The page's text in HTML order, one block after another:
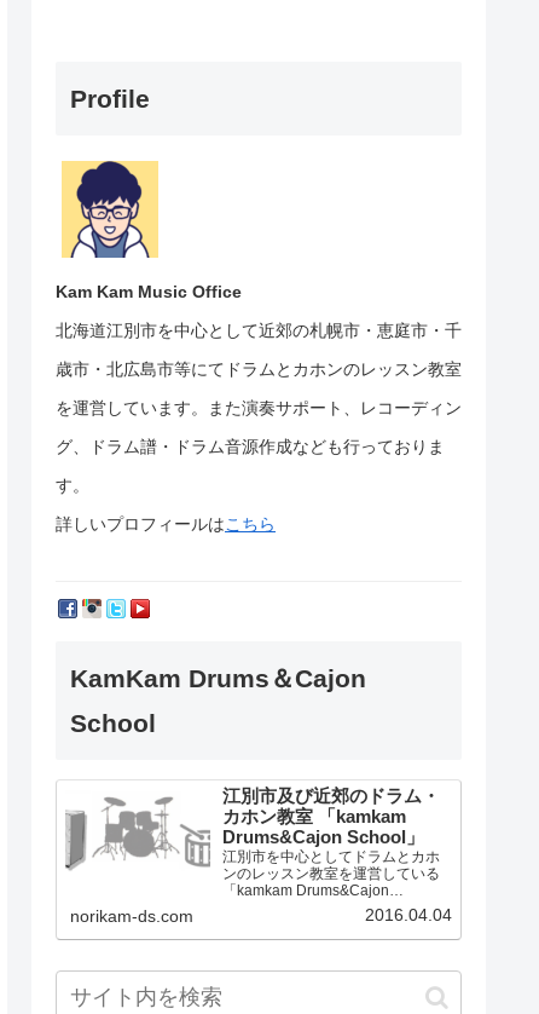
Profile
Kam Kam Music Office
北海道江別市を中心として近郊の札幌市・恵庭市・千
歳市・北広島市等にて ドラムとカホンのレッスン教室
を運営しています。
また演奏サポート、レコーディン
グ、ドラム譜・ドラム音源作成なども行っておりま
す。
詳しいプロフィールはこちら
KamKam Drums＆Cajon
School
江別市及び近郊のドラム・
カホン教室 「kamkam
Drums&Cajon School」
江別市を中心としてドラムとカホ
ンのレッスン教室を運営している
「kamkam Drums&Cajon
norikam-ds.com 2016.04.04